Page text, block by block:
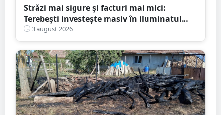
Străzi mai sigure și facturi mai mici:
Terebești investește masiv în iluminatul
public
3 august 2026